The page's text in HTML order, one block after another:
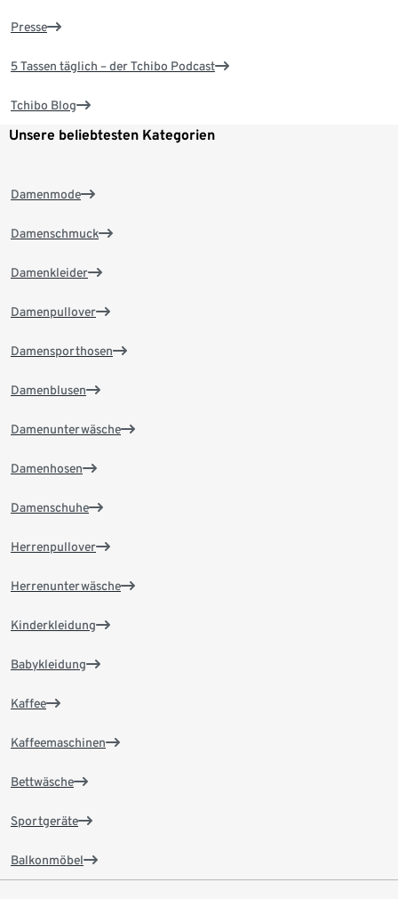
Presse
5 Tassen täglich – der Tchibo Podcast
Tchibo Blog
Unsere beliebtesten Kategorien
Damenmode
Damenschmuck
Damenkleider
Damenpullover
Damensporthosen
Damenblusen
Damenunterwäsche
Damenhosen
Damenschuhe
Herrenpullover
Herrenunterwäsche
Kinderkleidung
Babykleidung
Kaffee
Kaffeemaschinen
Bettwäsche
Sportgeräte
Balkonmöbel